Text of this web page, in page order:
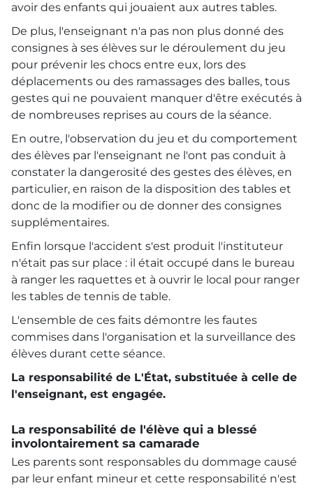
avoir des enfants qui jouaient aux autres tables.
De plus, l'enseignant n'a pas non plus donné des
consignes à ses élèves sur le déroulement du jeu
pour prévenir les chocs entre eux, lors des
déplacements ou des ramassages des balles, tous
gestes qui ne pouvaient manquer d'être exécutés à
de nombreuses reprises au cours de la séance.
En outre, l'observation du jeu et du comportement
des élèves par l'enseignant ne l'ont pas conduit à
constater la dangerosité des gestes des élèves, en
particulier, en raison de la disposition des tables et
donc de la modifier ou de donner des consignes
supplémentaires.
Enfin lorsque l'accident s'est produit l'instituteur
n'était pas sur place : il était occupé dans le bureau
à ranger les raquettes et à ouvrir le local pour ranger
les tables de tennis de table.
L'ensemble de ces faits démontre les fautes
commises dans l'organisation et la surveillance des
élèves durant cette séance.
La responsabilité de L'État, substituée à celle de
l'enseignant, est engagée.
La responsabilité de l'élève qui a blessé
involontairement sa camarade
Les parents sont responsables du dommage causé
par leur enfant mineur et cette responsabilité n'est